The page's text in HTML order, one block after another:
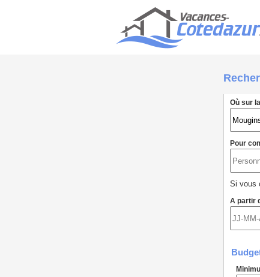
Où sur
Pour
Si vous
A partir